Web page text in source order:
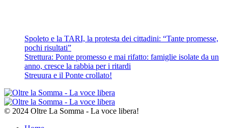
Spoleto e la TARI, la protesta dei cittadini: “Tante promesse,
pochi risultati”
Strettura: Ponte promesso e mai rifatto: famiglie isolate da un
anno, cresce la rabbia per i ritardi
Streuura e il Ponte crollato!
© 2024 Oltre La Somma - La voce libera!